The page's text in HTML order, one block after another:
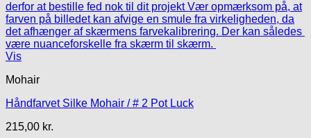
Vis
Mohair
Håndfarvet Silke Mohair / # 2 Pot Luck
215,00 kr.